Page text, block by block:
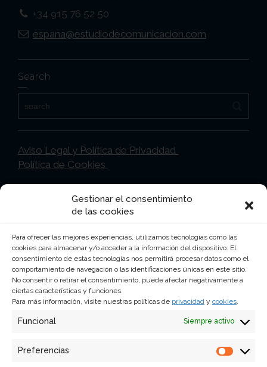
Gestionar el consentimiento
de las cookies
Para ofrecer las mejores experiencias, utilizamos tecnologías como las
cookies para almacenar y/o acceder a la información del dispositivo. El
consentimiento de estas tecnologías nos permitirá procesar datos como el
comportamiento de navegación o las identificaciones únicas en este sitio.
No consentir o retirar el consentimiento, puede afectar negativamente a
ciertas características y funciones.
Para más información, visite nuestras políticas de privacidad y cookies.
Funcional Siempre activo
Preferencias
+34 915 76 52 50
espana@estudiodecomunicacion.com
Search
Aviso Legal y Política de Privacidad
Política de Cookies
Ciudad de México
Lancaster Nº 17 Col. Juárez CP 06600 Ciudad
de México
5255 – 5525 -1644
mexico@abestudiodecomunicacion.com.mx